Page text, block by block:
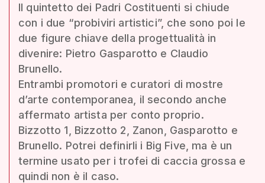
Il quintetto dei Padri Costituenti si chiude
con i due “probiviri artistici”, che sono poi le
due figure chiave della progettualità in
divenire: Pietro Gasparotto e Claudio
Brunello.
Entrambi promotori e curatori di mostre
d’arte contemporanea, il secondo anche
affermato artista per conto proprio.
Bizzotto 1, Bizzotto 2, Zanon, Gasparotto e
Brunello. Potrei definirli i Big Five, ma è un
termine usato per i trofei di caccia grossa e
quindi non è il caso.